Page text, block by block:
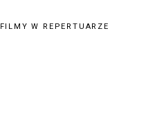
FILMY W REPERTUARZE